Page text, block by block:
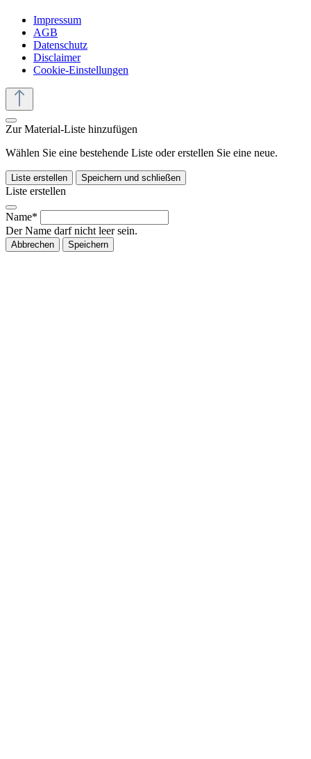
Impressum
AGB
Datenschutz
Disclaimer
Cookie-Einstellungen
Zur Material-Liste hinzufügen
Wählen Sie eine bestehende Liste oder erstellen Sie eine neue.
Liste erstellen Speichern und schließen
Liste erstellen
Name*
Der Name darf nicht leer sein.
Abbrechen Speichern